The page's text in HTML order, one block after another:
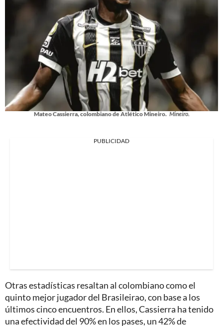
Mateo Cassierra, colombiano de Atlético Mineiro. Mineiro.
PUBLICIDAD
Otras estadísticas resaltan al colombiano como el
quinto mejor jugador del Brasileirao, con base a los
últimos cinco encuentros. En ellos, Cassierra ha tenido
una efectividad del 90% en los pases, un 42% de